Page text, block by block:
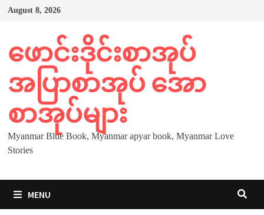
Skip
August 8, 2026
ဖောင်းဒိုင်းစာအုပ်
အပြာစာအုပ် အော
စာအုပ်များ
Myanmar Blue Book, Myanmar apyar book, Myanmar Love
Stories
MENU